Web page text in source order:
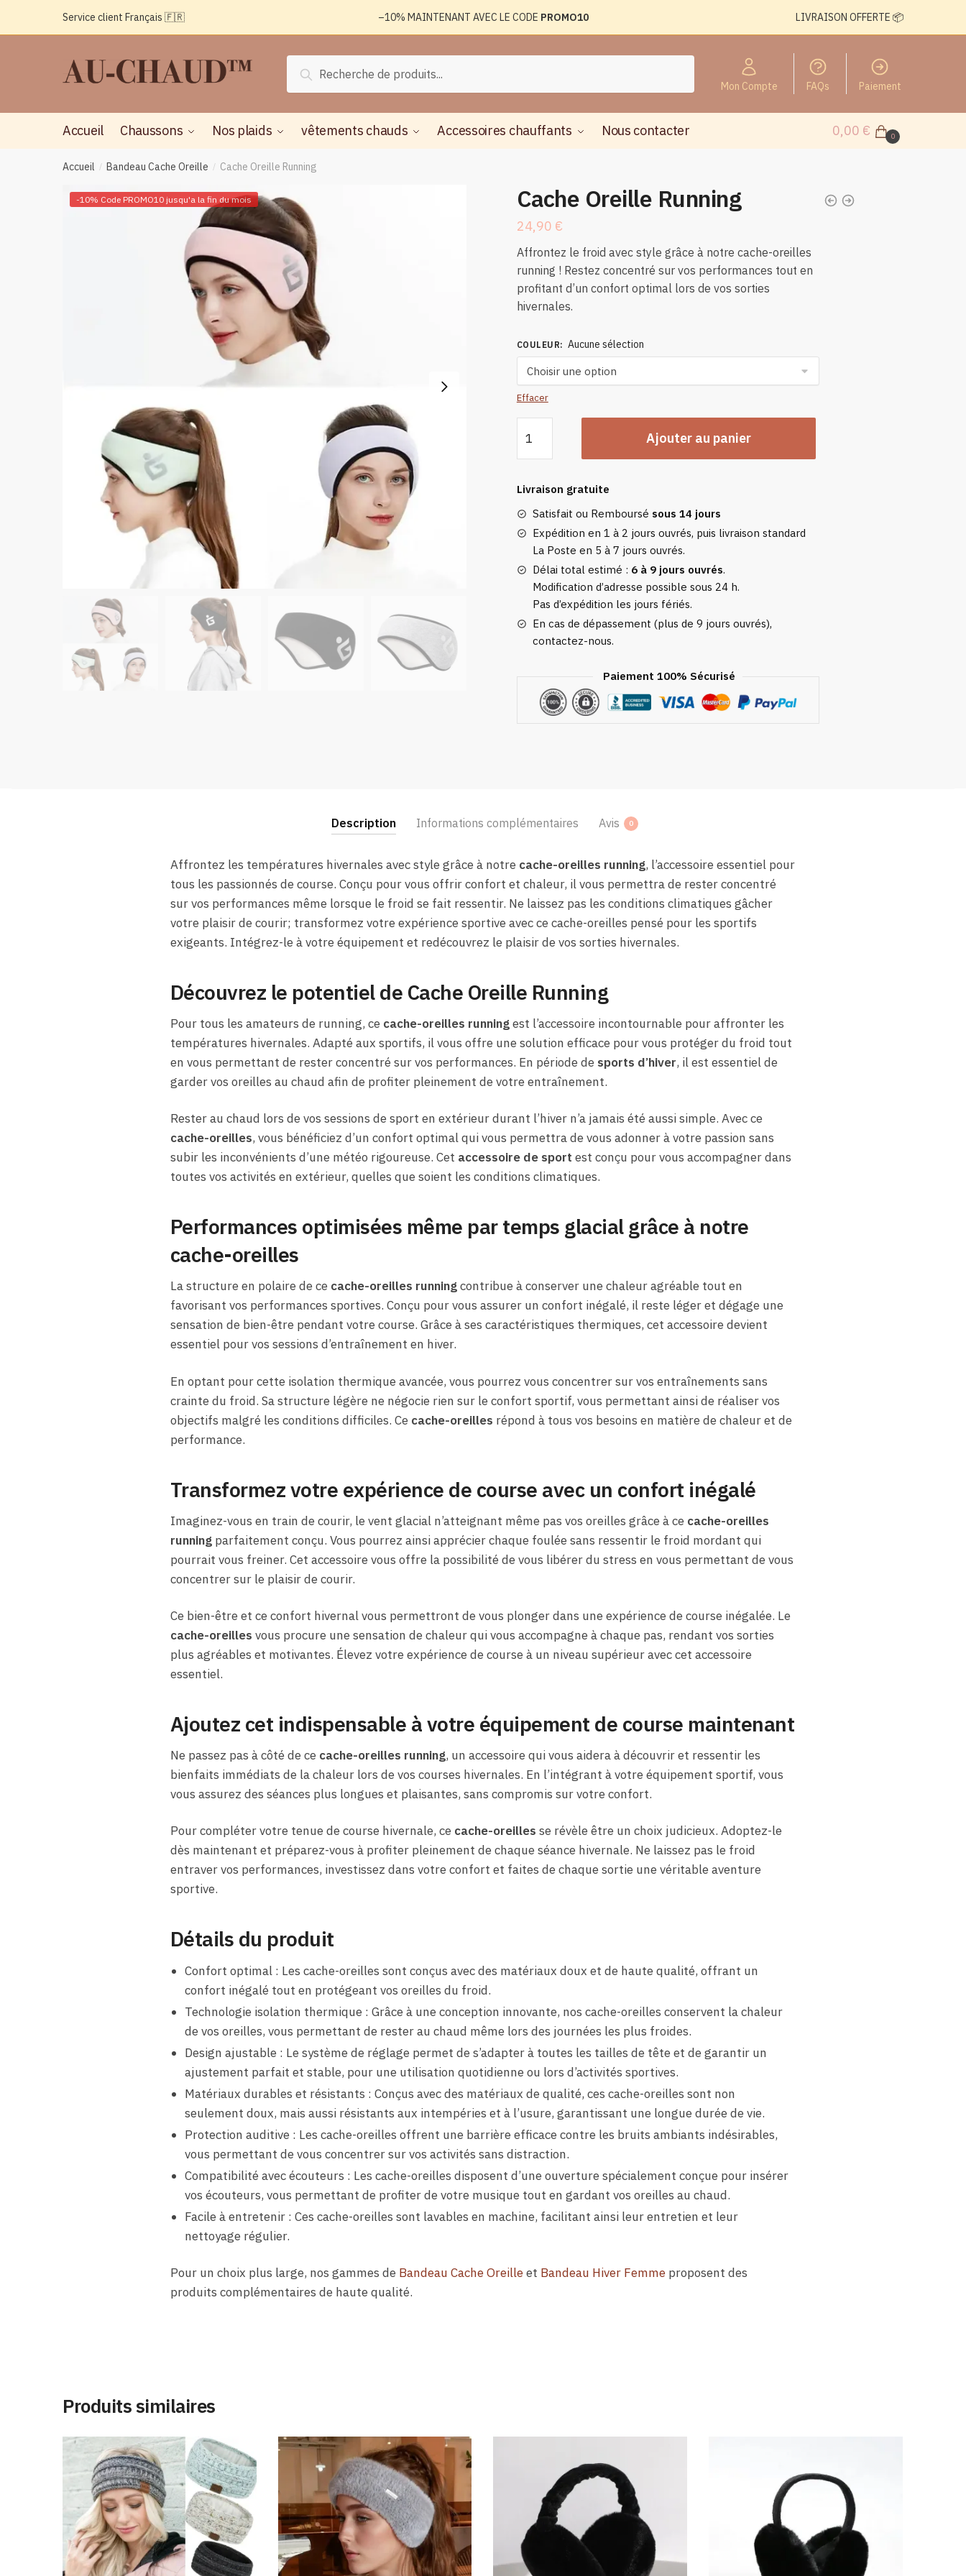
Service client Français 🇫🇷 –10% MAINTENANT AVEC LE CODE PROMO10 LIVRAISON OFFERTE 📦
pour :
Recherche
Mon Compte FAQs Paiement
Accueil Chaussons Nos plaids vêtements chauds Accessoires chauffants Nous contacter 0,00 € 0
Accueil / Bandeau Cache Oreille / Cache Oreille Running
-10% Code PROMO10 jusqu'a la fin du mois Cache Oreille Running
24,90 €
Affrontez le froid avec style grâce à notre cache-oreilles
running ! Restez concentré sur vos performances tout en
profitant d’un confort optimal lors de vos sorties
hivernales.
COULEUR: Aucune sélection
Effacer
de
Cache
Running
Ajouter au panier
Livraison gratuite
Satisfait ou Remboursé sous 14 jours
Expédition en 1 à 2 jours ouvrés, puis livraison standard
La Poste en 5 à 7 jours ouvrés.
Délai total estimé : 6 à 9 jours ouvrés.
Modification d’adresse possible sous 24 h.
Pas d’expédition les jours fériés.
En cas de dépassement (plus de 9 jours ouvrés),
contactez-nous.
Paiement 100% Sécurisé
Description Informations complémentaires Avis 0
Affrontez les températures hivernales avec style grâce à notre cache-oreilles running, l’accessoire essentiel pour
tous les passionnés de course. Conçu pour vous offrir confort et chaleur, il vous permettra de rester concentré
sur vos performances même lorsque le froid se fait ressentir. Ne laissez pas les conditions climatiques gâcher
votre plaisir de courir; transformez votre expérience sportive avec ce cache-oreilles pensé pour les sportifs
exigeants. Intégrez-le à votre équipement et redécouvrez le plaisir de vos sorties hivernales.
Découvrez le potentiel de Cache Oreille Running
Pour tous les amateurs de running, ce cache-oreilles runningest l’accessoire incontournable pour affronter les
températures hivernales. Adapté aux sportifs, il vous offre une solution efficace pour vous protéger du froid tout
en vous permettant de rester concentré sur vos performances. En période de sports d’hiver, il est essentiel de
garder vos oreilles au chaud afin de profiter pleinement de votre entraînement.
Rester au chaud lors de vos sessions de sport en extérieur durant l’hiver n’a jamais été aussi simple. Avec ce
cache-oreilles, vous bénéficiez d’un confort optimal qui vous permettra de vous adonner à votre passion sans
subir les inconvénients d’une météo rigoureuse. Cet accessoire de sport est conçu pour vous accompagner dans
toutes vos activités en extérieur, quelles que soient les conditions climatiques.
Performances optimisées même par temps glacial grâce à notre
cache-oreilles
La structure en polaire de ce cache-oreilles runningcontribue à conserver une chaleur agréable tout en
favorisant vos performances sportives. Conçu pour vous assurer un confort inégalé, il reste léger et dégage une
sensation de bien-être pendant votre course. Grâce à ses caractéristiques thermiques, cet accessoire devient
essentiel pour vos sessions d’entraînement en hiver.
En optant pour cette isolation thermique avancée, vous pourrez vous concentrer sur vos entraînements sans
crainte du froid. Sa structure légère ne négocie rien sur le confort sportif, vous permettant ainsi de réaliser vos
objectifs malgré les conditions difficiles. Ce cache-oreilles répond à tous vos besoins en matière de chaleur et de
performance.
Transformez votre expérience de course avec un confort inégalé
Imaginez-vous en train de courir, le vent glacial n’atteignant même pas vos oreilles grâce à ce cache-oreilles
runningparfaitement conçu. Vous pourrez ainsi apprécier chaque foulée sans ressentir le froid mordant qui
pourrait vous freiner. Cet accessoire vous offre la possibilité de vous libérer du stress en vous permettant de vous
concentrer sur le plaisir de courir.
Ce bien-être et ce confort hivernal vous permettront de vous plonger dans une expérience de course inégalée. Le
cache-oreilles vous procure une sensation de chaleur qui vous accompagne à chaque pas, rendant vos sorties
plus agréables et motivantes. Élevez votre expérience de course à un niveau supérieur avec cet accessoire
essentiel.
Ajoutez cet indispensable à votre équipement de course maintenant
Ne passez pas à côté de ce cache-oreilles running, un accessoire qui vous aidera à découvrir et ressentir les
bienfaits immédiats de la chaleur lors de vos courses hivernales. En l’intégrant à votre équipement sportif, vous
vous assurez des séances plus longues et plaisantes, sans compromis sur votre confort.
Pour compléter votre tenue de course hivernale, ce cache-oreilles se révèle être un choix judicieux. Adoptez-le
dès maintenant et préparez-vous à profiter pleinement de chaque séance hivernale. Ne laissez pas le froid
entraver vos performances, investissez dans votre confort et faites de chaque sortie une véritable aventure
sportive.
Détails du produit
Confort optimal : Les cache-oreilles sont conçus avec des matériaux doux et de haute qualité, offrant un
confort inégalé tout en protégeant vos oreilles du froid.
Technologie isolation thermique : Grâce à une conception innovante, nos cache-oreilles conservent la chaleur
de vos oreilles, vous permettant de rester au chaud même lors des journées les plus froides.
Design ajustable : Le système de réglage permet de s’adapter à toutes les tailles de tête et de garantir un
ajustement parfait et stable, pour une utilisation quotidienne ou lors d’activités sportives.
Matériaux durables et résistants : Conçus avec des matériaux de qualité, ces cache-oreilles sont non
seulement doux, mais aussi résistants aux intempéries et à l’usure, garantissant une longue durée de vie.
Protection auditive : Les cache-oreilles offrent une barrière efficace contre les bruits ambiants indésirables,
vous permettant de vous concentrer sur vos activités sans distraction.
Compatibilité avec écouteurs : Les cache-oreilles disposent d’une ouverture spécialement conçue pour insérer
vos écouteurs, vous permettant de profiter de votre musique tout en gardant vos oreilles au chaud.
Facile à entretenir : Ces cache-oreilles sont lavables en machine, facilitant ainsi leur entretien et leur
nettoyage régulier.
Pour un choix plus large, nos gammes de Bandeau Cache Oreilleet Bandeau Hiver Femmeproposent des
produits complémentaires de haute qualité.
Produits similaires